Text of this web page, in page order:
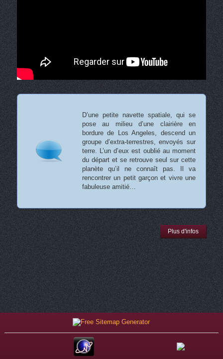
D’une petite navette spatiale, qui se
pose au milieu d’une clairière en
bordure de Los Angeles, descend un
groupe d’extra-terrestres, envoyés sur
terre. L’un d’eux est oublié au moment
du départ et se retrouve seul sur cette
planète qu’il ne connaît pas. Il va
rencontrer un petit garçon et vivre une
fabuleuse amitié…
Plus d'infos